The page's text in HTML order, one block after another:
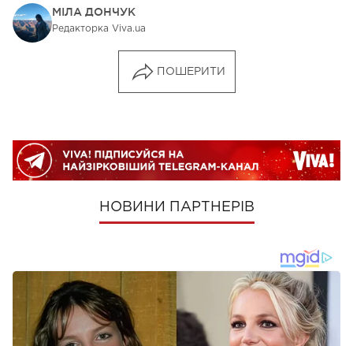
МІЛА ДОНЧУК
Редакторка Viva.ua
ПОШЕРИТИ
НОВИНИ ПАРТНЕРІВ